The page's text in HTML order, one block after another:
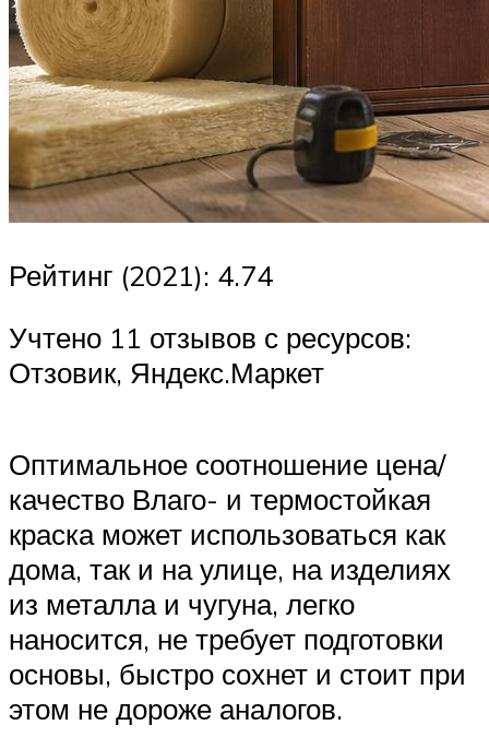
Рейтинг (2021): 4.74
Учтено 11 отзывов с ресурсов:
Отзовик, Яндекс.Маркет
Оптимальное соотношение цена/
качество Влаго- и термостойкая
краска может использоваться как
дома, так и на улице, на изделиях
из металла и чугуна, легко
наносится, не требует подготовки
основы, быстро сохнет и стоит при
этом не дороже аналогов.